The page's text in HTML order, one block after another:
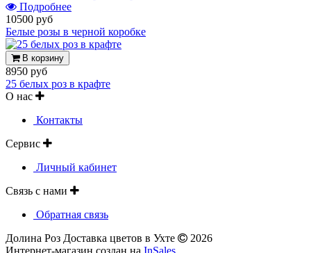
Подробнее
10500 руб
Белые розы в черной коробке
В корзину
8950 руб
25 белых роз в крафте
О нас
Контакты
Сервис
Личный кабинет
Связь с нами
Обратная связь
Долина Роз Доставка цветов в Ухте
2026